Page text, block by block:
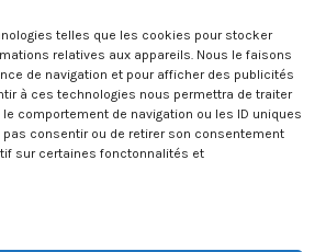
telles que les cookies pour stocker
relatives aux appareils. Nous le faisons
de navigation et pour afficher des publicités
à ces technologies nous permettra de traiter
comportement de navigation ou les ID uniques
pas consentir ou de retirer son consentement
sur certaines fonctonnalités et
Moche Au Boul’Mich
8 août 2026